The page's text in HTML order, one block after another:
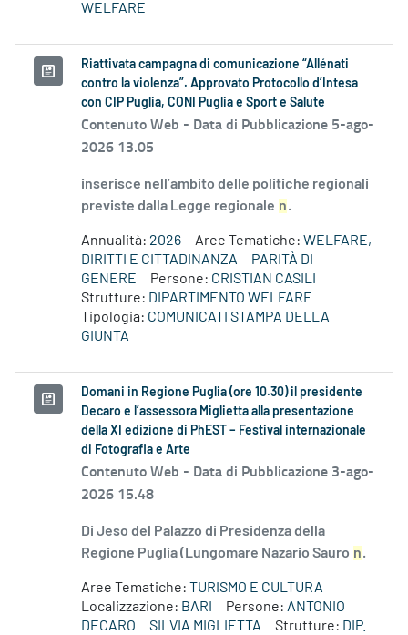
WELFARE
Riattivata campagna di comunicazione “Allénati
contro la violenza”. Approvato Protocollo d’Intesa
con CIP Puglia, CONI Puglia e Sport e Salute
Contenuto Web - Data di Pubblicazione 5-ago-
2026 13.05
inserisce nell’ambito delle politiche regionali
previste dalla Legge regionale n.
Annualità: 2026 Aree Tematiche: WELFARE,
DIRITTI E CITTADINANZA
PARITÀ DI
GENERE
Persone: CRISTIAN CASILI
Strutture: DIPARTIMENTO WELFARE
Tipologia: COMUNICATI STAMPA DELLA
GIUNTA
Domani in Regione Puglia (ore 10.30) il presidente
Decaro e l’assessora Miglietta alla presentazione
della XI edizione di PhEST – Festival internazionale
di Fotografia e Arte
Contenuto Web - Data di Pubblicazione 3-ago-
2026 15.48
Di Jeso del Palazzo di Presidenza della
Regione Puglia (Lungomare Nazario Sauro n.
Aree Tematiche: TURISMO E CULTURA
Localizzazione: BARI Persone: ANTONIO
DECARO
SILVIA MIGLIETTA Strutture: DIP.